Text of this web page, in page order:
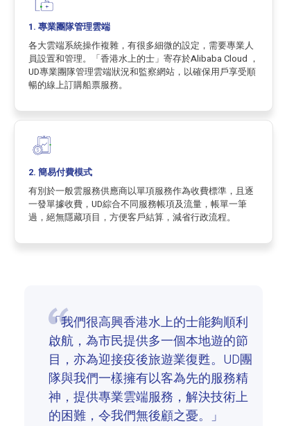
1. 專業團隊管理雲端
各大雲端系統操作複雜，有很多細微的設定，需要專業人
員設置和管理。「香港水上的士」寄存於Alibaba Cloud ，
UD專業團隊管理雲端狀況和監察網站，以確保用戶享受順
暢的線上訂購船票服務。
2. 簡易付費模式
有別於一般雲服務供應商以單項服務作為收費標準，且逐
一發單據收費，UD綜合不同服務帳項及流量，帳單一筆
過，絕無隱藏項目，方便客戶結算，減省行政流程。
「我們很高興香港水上的士能夠順利
啟航，為市民提供多一個本地遊的節
目，亦為迎接疫後旅遊業復甦。UD團
隊與我們一樣擁有以客為先的服務精
神，提供專業雲端服務，解決技術上
的困難，令我們無後顧之憂。」